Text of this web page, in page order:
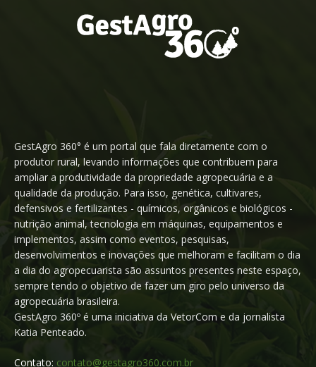
GestAgro 360° é um portal que fala diretamente com o
produtor rural, levando informações que contribuem para
ampliar a produtividade da propriedade agropecuária e a
qualidade da produção. Para isso, genética, cultivares,
defensivos e fertilizantes - químicos, orgânicos e biológicos -
nutrição animal, tecnologia em máquinas, equipamentos e
implementos, assim como eventos, pesquisas,
desenvolvimentos e inovações que melhoram e facilitam o dia
a dia do agropecuarista são assuntos presentes neste espaço,
sempre tendo o objetivo de fazer um giro pelo universo da
agropecuária brasileira.
GestAgro 360º é uma iniciativa da VetorCom e da jornalista
Katia Penteado.
Contato: contato@gestagro360.com.br